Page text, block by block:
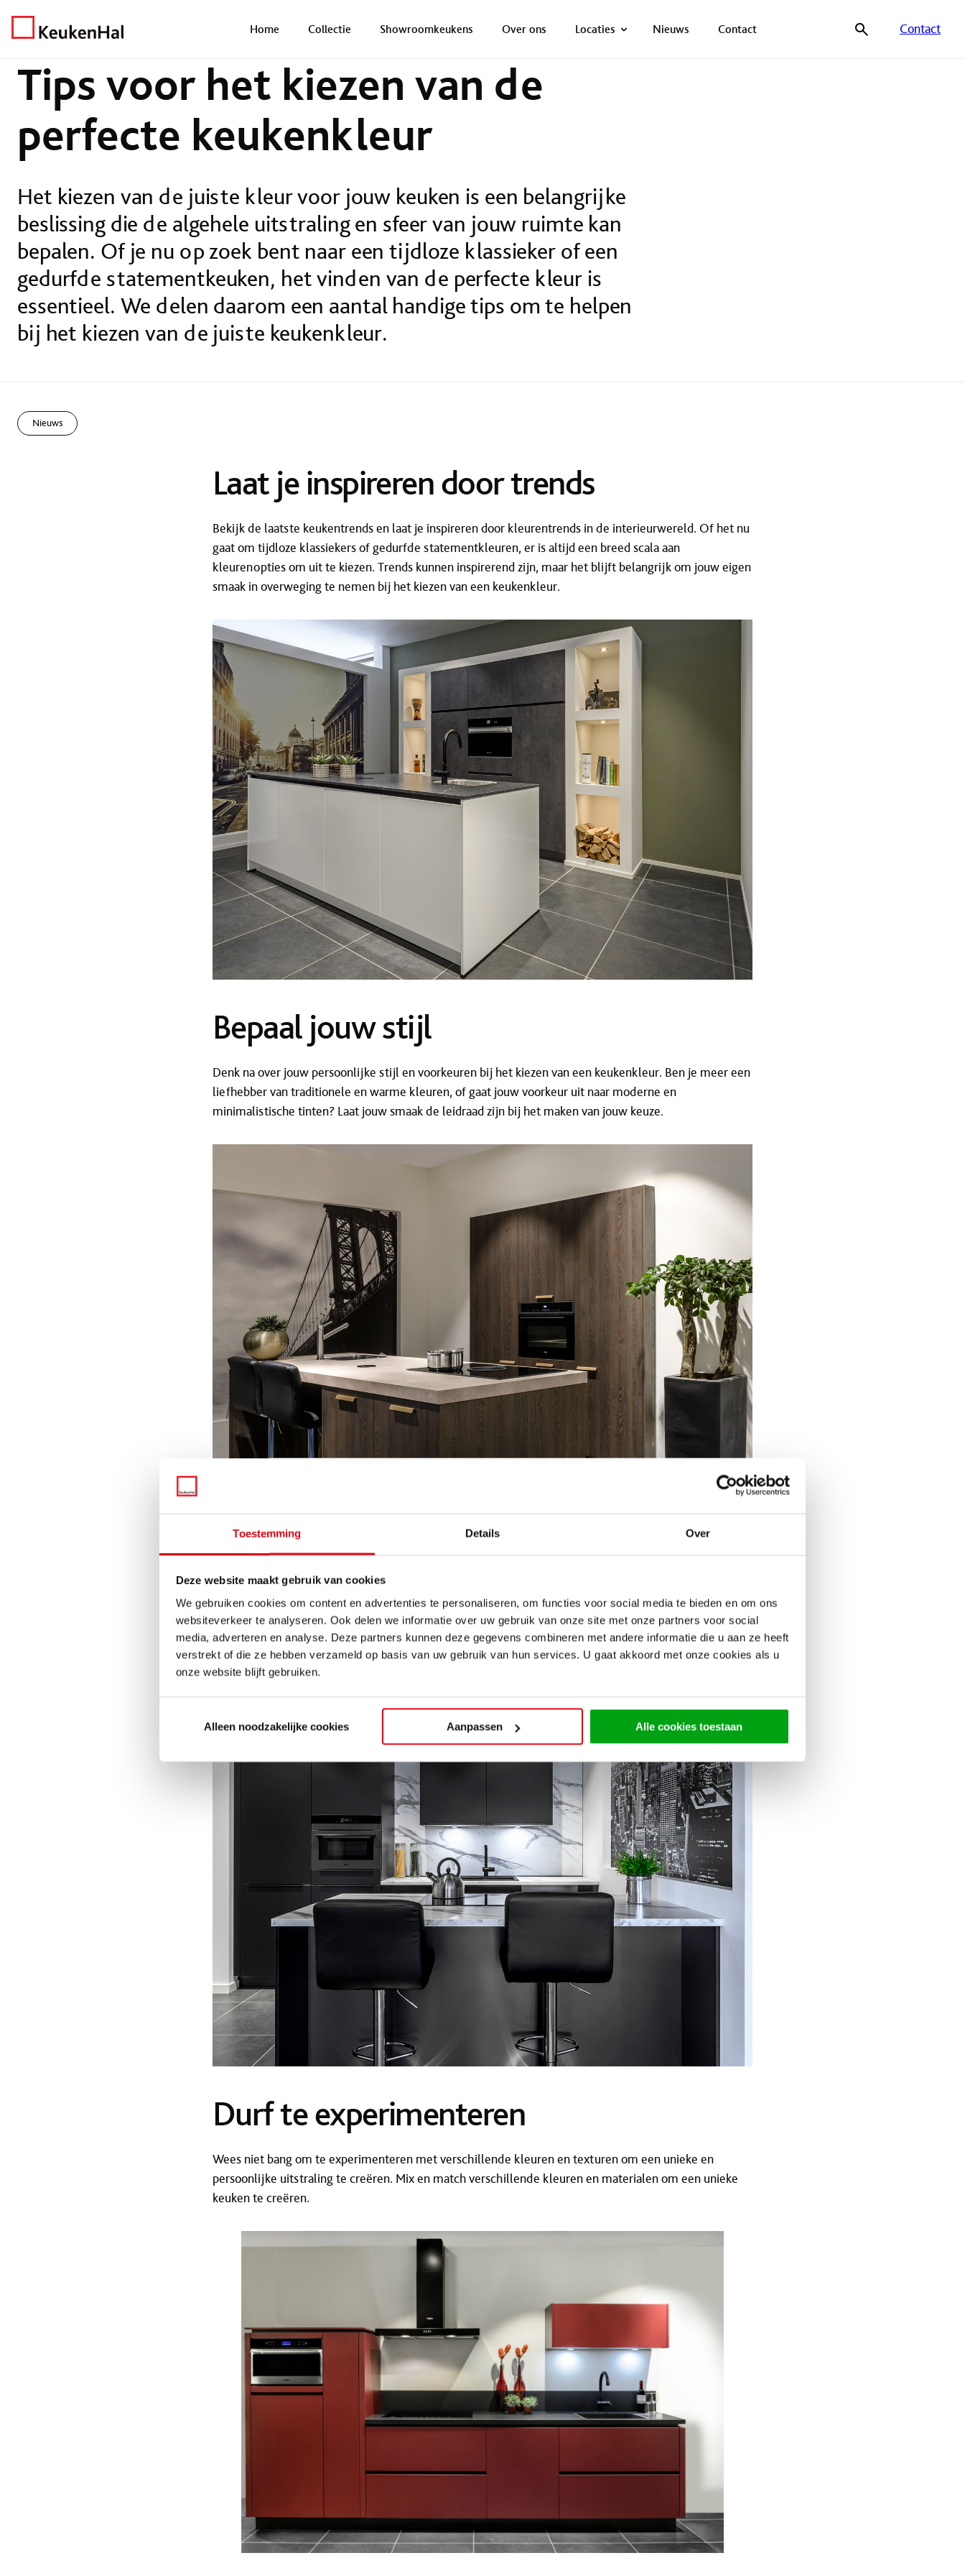
Toestemming Details Over
Deze website maakt gebruik van cookies
We gebruiken cookies om content en advertenties te personaliseren, om functies voor social media te bieden en om ons
websiteverkeer te analyseren. Ook delen we informatie over uw gebruik van onze site met onze partners voor social
media, adverteren en analyse. Deze partners kunnen deze gegevens combineren met andere informatie die u aan ze heeft
verstrekt of die ze hebben verzameld op basis van uw gebruik van hun services. U gaat akkoord met onze cookies als u
onze website blijft gebruiken.
Alleen noodzakelijke cookies Aanpassen Alle cookies toestaan
Home Collectie Showroomkeukens Over ons Locaties Nieuws Contact Contact
Home
Tips voor het kiezen van de
perfecte keukenkleur
Het kiezen van de juiste kleur voor jouw keuken is een belangrijke
beslissing die de algehele uitstraling en sfeer van jouw ruimte kan
bepalen. Of je nu op zoek bent naar een tijdloze klassieker of een
gedurfde statementkeuken, het vinden van de perfecte kleur is
essentieel. We delen daarom een aantal handige tips om te helpen
bij het kiezen van de juiste keukenkleur.
Nieuws
Laat je inspireren door trends
Bekijk de laatste keukentrends en laat je inspireren door kleurentrends in de interieurwereld. Of het nu
gaat om tijdloze klassiekers of gedurfde statementkleuren, er is altijd een breed scala aan
kleurenopties om uit te kiezen. Trends kunnen inspirerend zijn, maar het blijft belangrijk om jouw eigen
smaak in overweging te nemen bij het kiezen van een keukenkleur.
Bepaal jouw stijl
Denk na over jouw persoonlijke stijl en voorkeuren bij het kiezen van een keukenkleur. Ben je meer een
liefhebber van traditionele en warme kleuren, of gaat jouw voorkeur uit naar moderne en
minimalistische tinten? Laat jouw smaak de leidraad zijn bij het maken van jouw keuze.
Houdt rekening met de rest van de
ruimte
Houd rekening met de grootte en de indeling van jouw keuken bij het kiezen van de kleur. Lichtere
kleuren kunnen een kleine ruimte groter laten lijken, terwijl donkerdere kleuren een gevoel van
intimiteit en gezelligheid kunnen creëren in een grote keuken.
Durf te experimenteren
Wees niet bang om te experimenteren met verschillende kleuren en texturen om een unieke en
persoonlijke uitstraling te creëren. Mix en match verschillende kleuren en materialen om een unieke
keuken te creëren.